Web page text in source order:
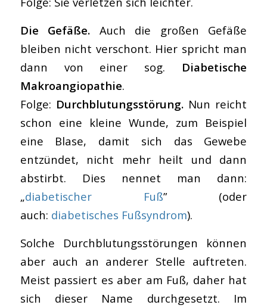
Die Gefäße. Auch die großen Gefäße
bleiben nicht verschont. Hier spricht man
dann von einer sog. Diabetische
Makroangiopathie.
Folge: Durchblutungsstörung.Nun reicht
schon eine kleine Wunde, zum Beispiel
eine Blase, damit sich das Gewebe
entzündet, nicht mehr heilt und dann
abstirbt. Dies nennet man dann:
„diabetischer Fuß” (oder
auch: diabetisches Fußsyndrom).
Solche Durchblutungsstörungen können
aber auch an anderer Stelle auftreten.
Meist passiert es aber am Fuß, daher hat
sich dieser Name durchgesetzt. Im